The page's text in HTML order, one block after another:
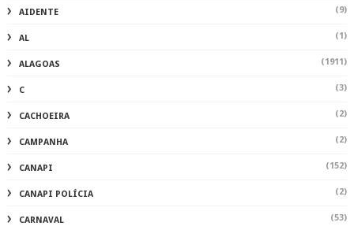
AIDENTE (9)
AL (1)
ALAGOAS (1911)
C (3)
CACHOEIRA (2)
CAMPANHA (2)
CANAPI (152)
CANAPI POLÍCIA (2)
CARNAVAL (53)